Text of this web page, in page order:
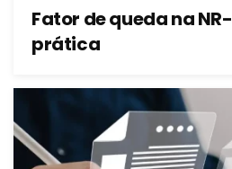
Fator de queda na
prática